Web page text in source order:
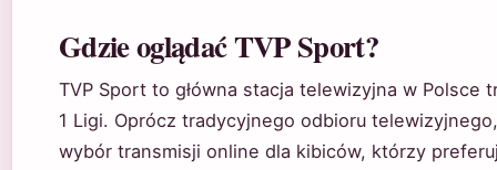
Gdzie oglądać TVP Sport?
TVP Sport to główna stacja telewizyjna w Polsce
1 Ligi. Oprócz tradycyjnego odbioru
wybór transmisji online dla kibiców, którzy